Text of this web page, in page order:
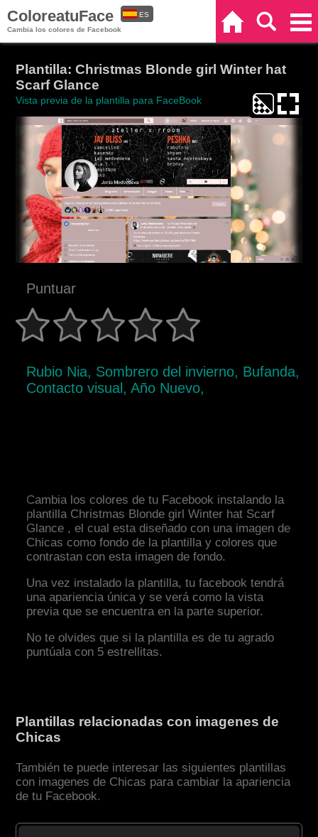
ColoreatuFace
Cambia los colores de Facebook
ES
Plantilla: Christmas Blonde girl Winter hat
Scarf Glance
Vista previa de la plantilla para FaceBook
Puntuar
Rubio Nia, Sombrero del invierno, Bufanda,
Contacto visual, Año Nuevo,
Cambia los colores de tu Facebook instalando la
plantilla Christmas Blonde girl Winter hat Scarf
Glance , el cual esta diseñado con una imagen de
Chicas como fondo de la plantilla y colores que
contrastan con esta imagen de fondo.
Una vez instalado la plantilla, tu facebook tendrá
una apariencia única y se verá como la vista
previa que se encuentra en la parte superior.
No te olvides que si la plantilla es de tu agrado
puntúala con 5 estrellitas.
Plantillas relacionadas con imagenes de
Chicas
También te puede interesar las siguientes plantillas
con imagenes de Chicas para cambiar la apariencia
de tu Facebook.